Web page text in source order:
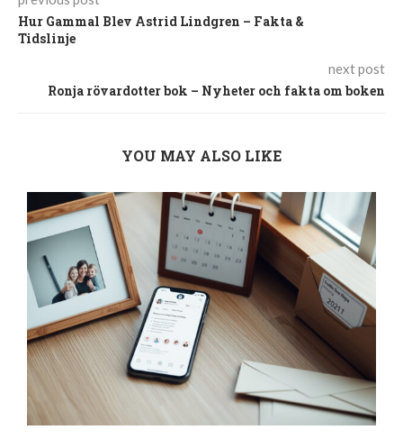
Hur Gammal Blev Astrid Lindgren – Fakta &
Tidslinje
next post
Ronja rövardotter bok – Nyheter och fakta om boken
YOU MAY ALSO LIKE